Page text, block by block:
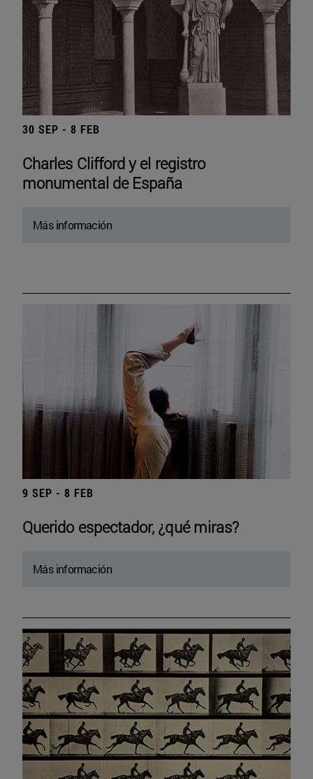
30 SEP - 8 FEB
Charles Clifford y el registro
monumental de España
Más información
9 SEP - 8 FEB
Querido espectador, ¿qué miras?
Más información